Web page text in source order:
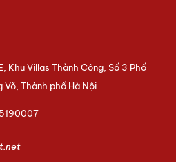
Khu Villas Thành Công, Số 3 Phố
Võ, Thành phố Hà Nội